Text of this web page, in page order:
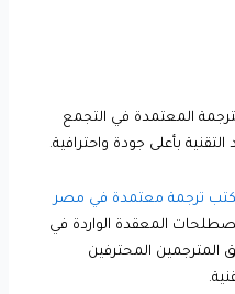
المعتمدة في التجمع
بأعلى جودة واحترافية.
ترجمة معتمدة في مصر
المعقدة الواردة في
المترجمين المحترفين